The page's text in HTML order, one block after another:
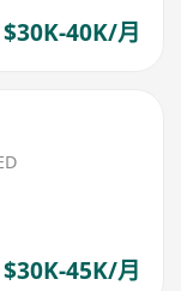
$30K-40K/月
$30K-45K/月